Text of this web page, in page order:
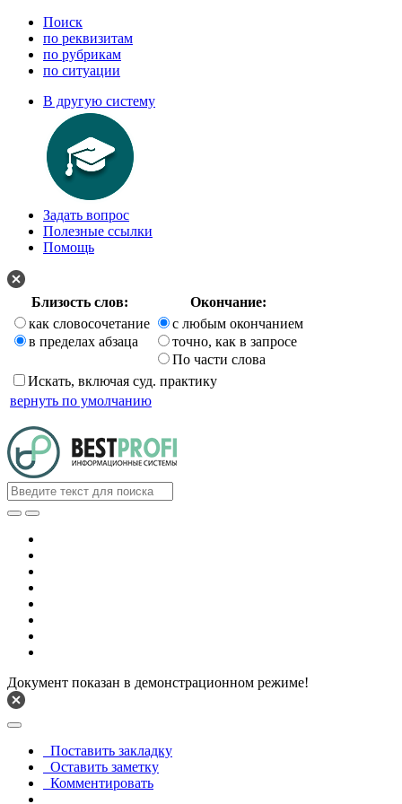
Поиск
по реквизитам
по рубрикам
по ситуации
В другую систему
Задать вопрос
Полезные ссылки
Помощь
Близость слов:
Окончание:
как словосочетание
в пределах абзаца
с любым окончанием
точно, как в запросе
По части слова
Искать, включая суд. практику
вернуть по умолчанию
Документ показан в демонстрационном режиме!
Поставить закладку
Оставить заметку
Комментировать